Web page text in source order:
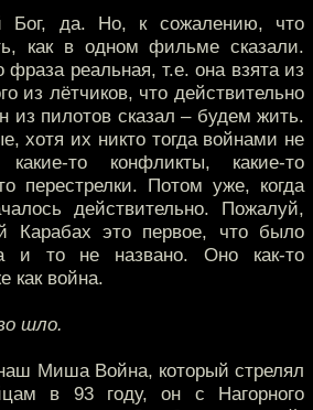
Бог, да. Но, к сожалению, что
как в одном фильме сказали.
фраза реальная, т.е. она взята из
из лётчиков, что действительно
из пилотов сказал – будем жить.
хотя их никто тогда войнами не
то конфликты, какие-то
перестрелки. Потом уже, когда
действительно. Пожалуй,
Карабах это первое, что было
и то не названо. Оно как-то
как война.
шло.
Миша Война, который стрелял
в 93 году, он с Нагорного